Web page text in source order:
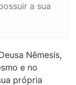
a sua
Nêmesis,
e no
própria